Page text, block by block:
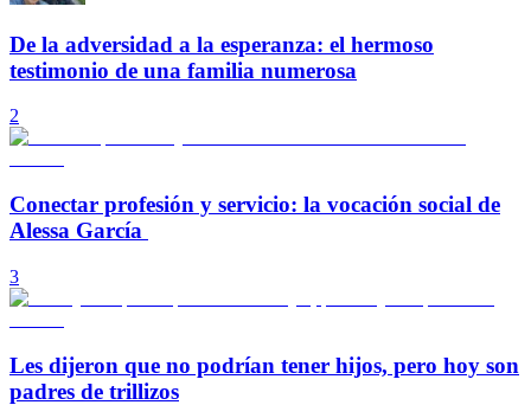
De la adversidad a la esperanza: el hermoso
testimonio de una familia numerosa
2
Conectar profesión y servicio: la vocación social de
Alessa García
3
Les dijeron que no podrían tener hijos, pero hoy son
padres de trillizos